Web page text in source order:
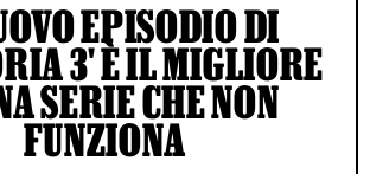
EPISODIO DI
3' È IL MIGLIORE
SERIE CHE NON
FUNZIONA